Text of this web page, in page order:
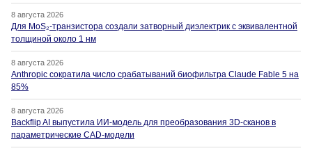
8 августа 2026
Для MoS₂-транзистора создали затворный диэлектрик с эквивалентной
толщиной около 1 нм
8 августа 2026
Anthropic сократила число срабатываний биофильтра Claude Fable 5 на
85%
8 августа 2026
Backflip AI выпустила ИИ-модель для преобразования 3D-сканов в
параметрические CAD-модели